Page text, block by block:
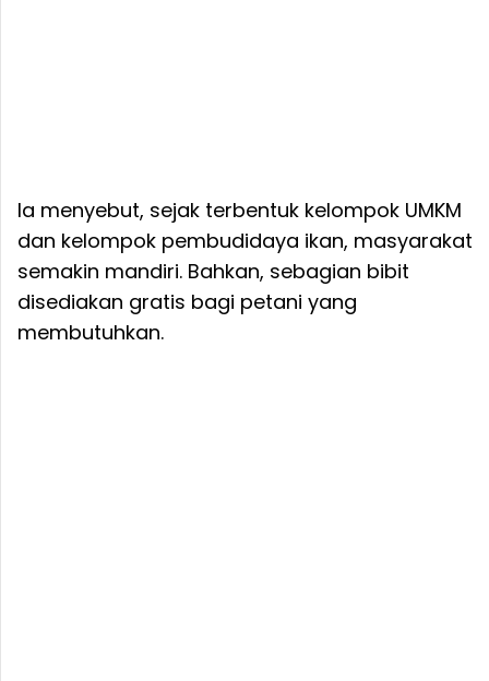
Ia menyebut, sejak terbentuk kelompok UMKM
dan kelompok pembudidaya ikan, masyarakat
semakin mandiri. Bahkan, sebagian bibit
disediakan gratis bagi petani yang
membutuhkan.